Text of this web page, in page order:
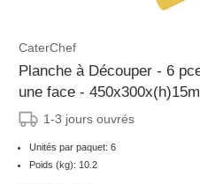
CaterChef
Planche à Découper - 6
une face -
1-3 jours ouvrés
Unités par paquet: 6
Poids (kg): 10.2